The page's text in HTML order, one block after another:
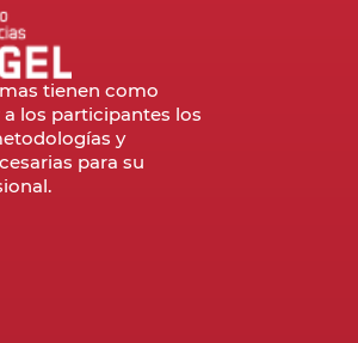
tienen como
los participantes los
y
para su